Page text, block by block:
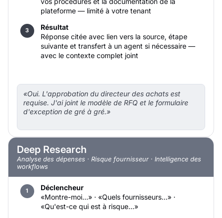
plateforme — limité à votre tenant
Résultat
Réponse citée avec lien vers la source, étape
suivante et transfert à un agent si nécessaire —
avec le contexte complet joint
«Oui. L'approbation du directeur des achats est
requise. J'ai joint le modèle de RFQ et le formulaire
d'exception de gré à gré.»
Deep Research
Analyse des dépenses · Risque fournisseur · Intelligence des
workflows
Déclencheur
«Montre-moi…» · «Quels fournisseurs…» ·
«Qu'est-ce qui est à risque…»